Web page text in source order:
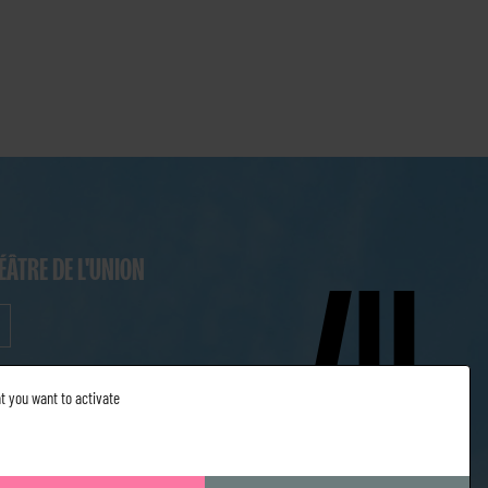
DE L'UNION
you want to activate